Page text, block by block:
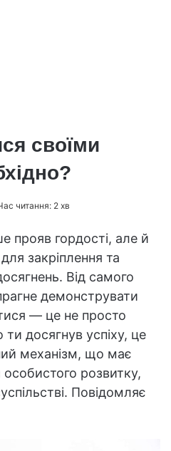
своїми
читання: 2 хв
прояв гордості, але й
закріплення та
Від самого
демонструвати
— це не просто
досягнув успіху, це
механізм, що має
особистого розвитку,
Повідомляє